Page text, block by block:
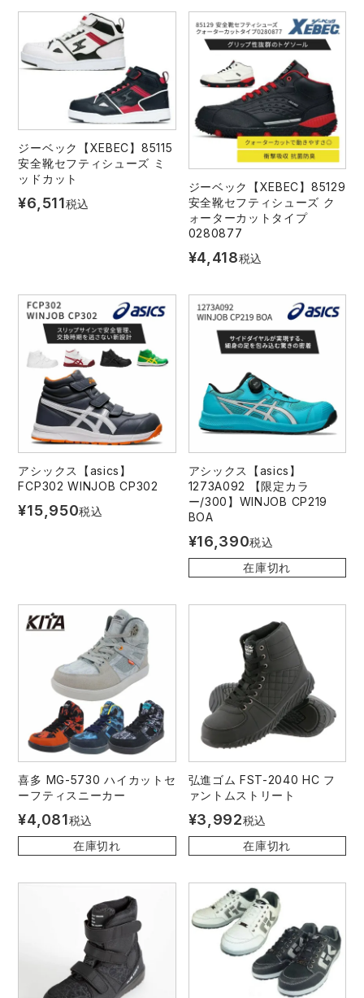
ジーベック【XEBEC】85115
安全靴セフティシューズ ミ
ッドカット
¥6,511税込
ジーベック【XEBEC】85129
安全靴セフティシューズ ク
ォーターカットタイプ
0280877
¥4,418税込
アシックス【asics】
FCP302 WINJOB CP302
¥15,950税込
アシックス【asics】
1273A092 【限定カラ
ー/300】WINJOB CP219
BOA
¥16,390税込
在庫切れ
喜多 MG-5730 ハイカットセ
ーフティスニーカー
¥4,081税込
在庫切れ
弘進ゴム FST-2040 HC フ
ァントムストリート
¥3,992税込
在庫切れ